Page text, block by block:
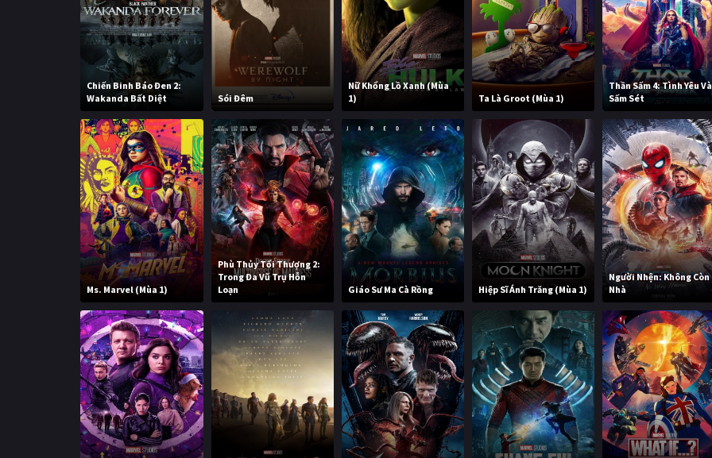
Chiến Binh Báo Đen 2:
Wakanda Bất Diệt
Sói Đêm
Nữ Khổng Lồ Xanh (Mùa
1)
Ta Là Groot (Mùa 1)
Thần Sấm 4: Tình Yêu Và
Sấm Sét
Ms. Marvel (Mùa 1)
Phù Thủy Tối Thượng 2:
Trong Đa Vũ Trụ Hỗn
Loạn
Giáo Sư Ma Cà Rồng Hiệp Sĩ Ánh Trăng (Mùa 1)
Người Nhện: Không Còn
Nhà